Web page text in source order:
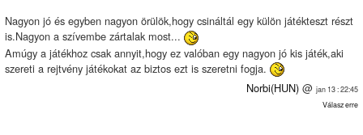
Nagyon jó és egyben nagyon örülök,hogy csináltál egy külön játékteszt részt
is.Nagyon a szívembe zártalak most...
Amúgy a játékhoz csak annyit,hogy ez valóban egy nagyon jó kis játék,aki
szereti a rejtvény játékokat az biztos ezt is szeretni fogja.
Norbi(HUN) @ jan 13 : 22:45
Válasz erre